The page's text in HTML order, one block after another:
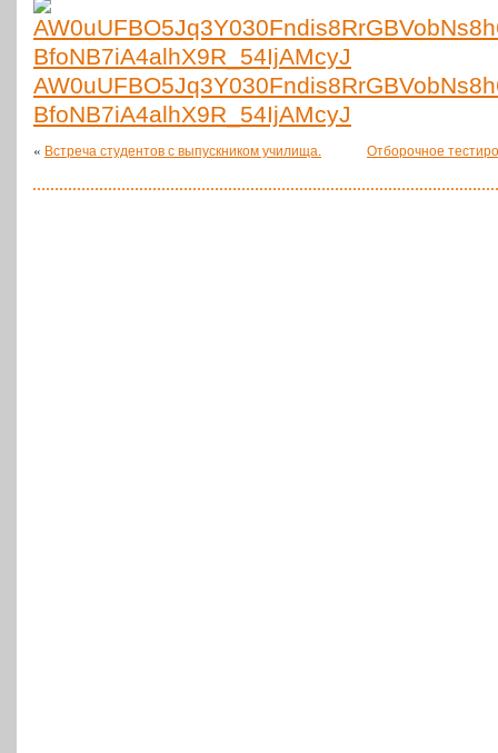
BfoNB7iA4alhX9R_54IjAMcyJ
« Встреча студентов с выпускником училища. Отборочное